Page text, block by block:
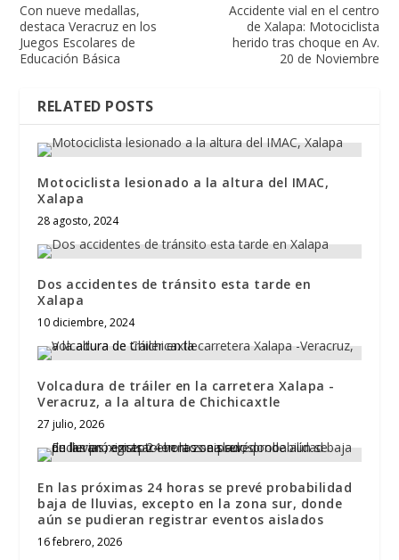
Con nueve medallas,
destaca Veracruz en los
Juegos Escolares de
Educación Básica
Accidente vial en el centro
de Xalapa: Motociclista
herido tras choque en Av.
20 de Noviembre
RELATED POSTS
Motociclista lesionado a la altura del IMAC,
Xalapa
28 agosto, 2024
Dos accidentes de tránsito esta tarde en
Xalapa
10 diciembre, 2024
Volcadura de tráiler en la carretera Xalapa -
Veracruz, a la altura de Chichicaxtle
27 julio, 2026
En las próximas 24 horas se prevé probabilidad
baja de lluvias, excepto en la zona sur, donde
aún se pudieran registrar eventos aislados
16 febrero, 2026